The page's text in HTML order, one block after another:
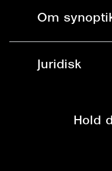
Spørgsmål
Brillerens
Om
Juridisk
Cookiepolitik
Hold